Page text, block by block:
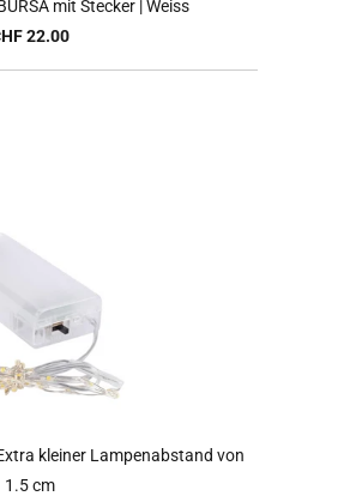
mit Stecker | Weiss
22.00
kleiner Lampenabstand von
1.5 cm